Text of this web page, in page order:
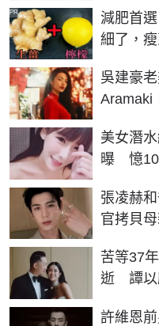
減肥首
細了，
PR
吳建豪
Aramaki
美女潛
曝 憶10
張凌赫
官拷貝
苦等37
逝 譚以
許維恩